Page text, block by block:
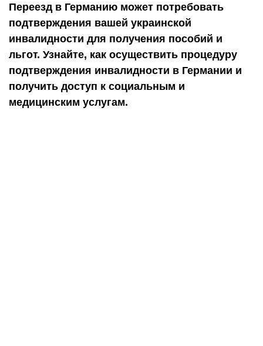
Переезд в Германию может потребовать
подтверждения вашей украинской
инвалидности для получения пособий и
льгот. Узнайте, как осуществить процедуру
подтверждения инвалидности в Германии и
получить доступ к социальным и
медицинским услугам.